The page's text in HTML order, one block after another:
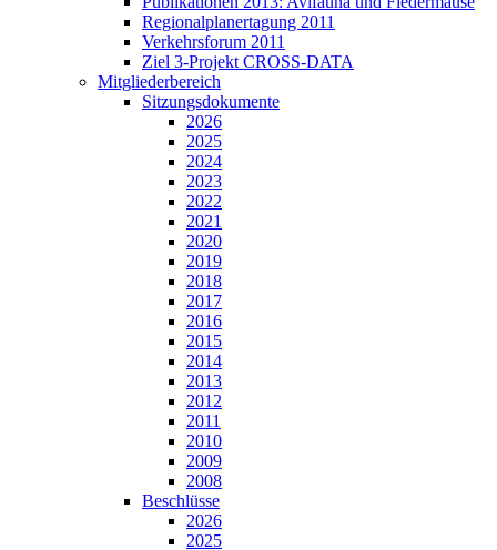
Regionalplanertagung 2011
Verkehrsforum 2011
Ziel 3-Projekt CROSS-DATA
Mitgliederbereich
Sitzungsdokumente
2026
2025
2024
2023
2022
2021
2020
2019
2018
2017
2016
2015
2014
2013
2012
2011
2010
2009
2008
Beschlüsse
2026
2025